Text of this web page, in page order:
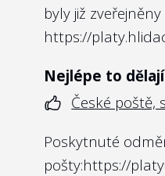
byly již
https://
Nejlépe to
České poště,
Poskytnuté
pošty:https://